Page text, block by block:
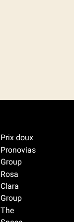
Prix doux
Pronovias
Group
Rosa
Clara
Group
The